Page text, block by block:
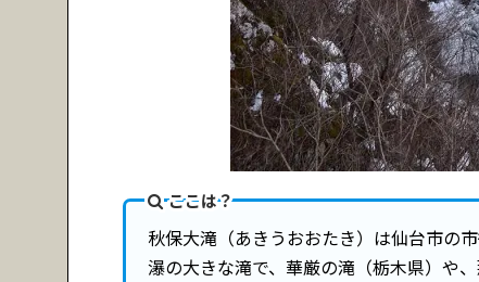
ここは？
秋保大滝（あきうおおたき）は仙台市の
瀑の大きな滝で、華厳の滝（栃木県）や